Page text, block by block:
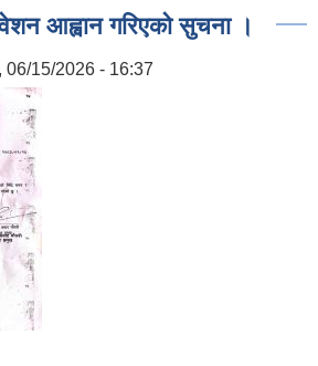
आह्वान गरिएको सुचना ।
06/15/2026 - 16:37